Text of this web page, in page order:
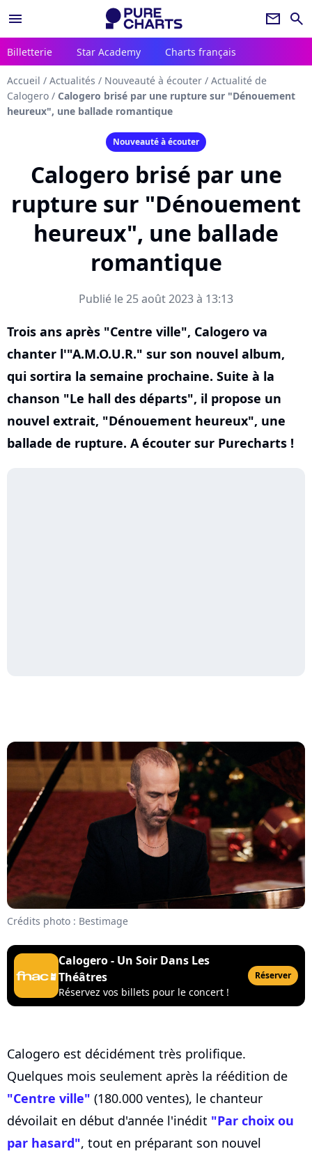
menu newsletter search
Billetterie Star Academy Charts français
Accueil / Actualités / Nouveauté à écouter / Actualité de
Calogero / Calogero brisé par une rupture sur "Dénouement
heureux", une ballade romantique
Nouveauté à écouter
Calogero brisé par une
rupture sur "Dénouement
heureux", une ballade
romantique
Publié le 25 août 2023 à 13:13
Trois ans après "Centre ville", Calogero va
chanter l'"A.M.O.U.R." sur son nouvel album,
qui sortira la semaine prochaine. Suite à la
chanson "Le hall des départs", il propose un
nouvel extrait, "Dénouement heureux", une
ballade de rupture. A écouter sur Purecharts !
Crédits photo : Bestimage
Calogero - Un Soir Dans Les
Théâtres
Réservez vos billets pour le concert !
Réserver
Calogero est décidément très prolifique.
Quelques mois seulement après la réédition de
"Centre ville" (180.000 ventes), le chanteur
dévoilait en début d'année l'inédit "Par choix ou
par hasard", tout en préparant son nouvel